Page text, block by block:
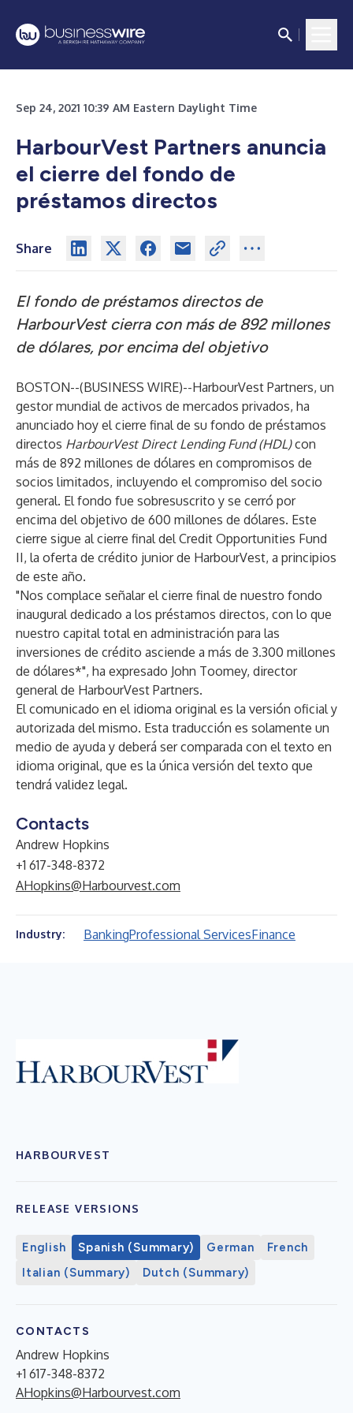
Sep 24, 2021 10:39 AM Eastern Daylight Time
HarbourVest Partners anuncia
el cierre del fondo de
préstamos directos
Share
El fondo de préstamos directos de
HarbourVest cierra con más de 892 millones
de dólares, por encima del objetivo
BOSTON--(BUSINESS WIRE)--HarbourVest Partners, un
gestor mundial de activos de mercados privados, ha
anunciado hoy el cierre final de su fondo de préstamos
directos HarbourVest Direct Lending Fund (HDL)con
más de 892 millones de dólares en compromisos de
socios limitados, incluyendo el compromiso del socio
general. El fondo fue sobresuscrito y se cerró por
encima del objetivo de 600 millones de dólares. Este
cierre sigue al cierre final delCredit Opportunities Fund
II, la oferta de crédito junior de HarbourVest, a principios
de este año.
"Nos complace señalar el cierre final de nuestro fondo
inaugural dedicado a los préstamos directos, con lo que
nuestro capital total en administración para las
inversiones de crédito asciende a más de 3.300 millones
de dólares*", ha expresado John Toomey, director
general de HarbourVest Partners.
El comunicado en el idioma original es la versión oficial y
autorizada del mismo. Esta traducción es solamente un
medio de ayuda y deberá ser comparada con el texto en
idioma original, que es la única versión del texto que
tendrá validez legal.
Contacts
Andrew Hopkins
+1 617-348-8372
AHopkins@Harbourvest.com
Industry: BankingProfessional ServicesFinance
HARBOURVEST
RELEASE VERSIONS
English Spanish (Summary) German
French
Italian (Summary)
Dutch (Summary)
CONTACTS
Andrew Hopkins
+1 617-348-8372
AHopkins@Harbourvest.com